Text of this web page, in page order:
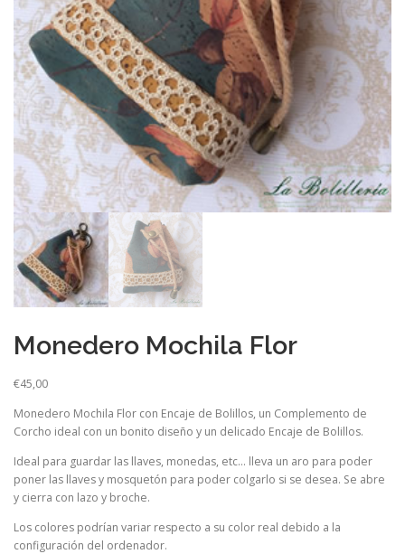
Monedero Mochila Flor
€45,00
Monedero Mochila Flor con Encaje de Bolillos, un Complemento de
Corcho ideal con un bonito diseño y un delicado Encaje de Bolillos.
Ideal para guardar las llaves, monedas, etc… lleva un aro para poder
poner las llaves y mosquetón para poder colgarlo si se desea. Se abre
y cierra con lazo y broche.
Los colores podrían variar respecto a su color real debido a la
configuración del ordenador.